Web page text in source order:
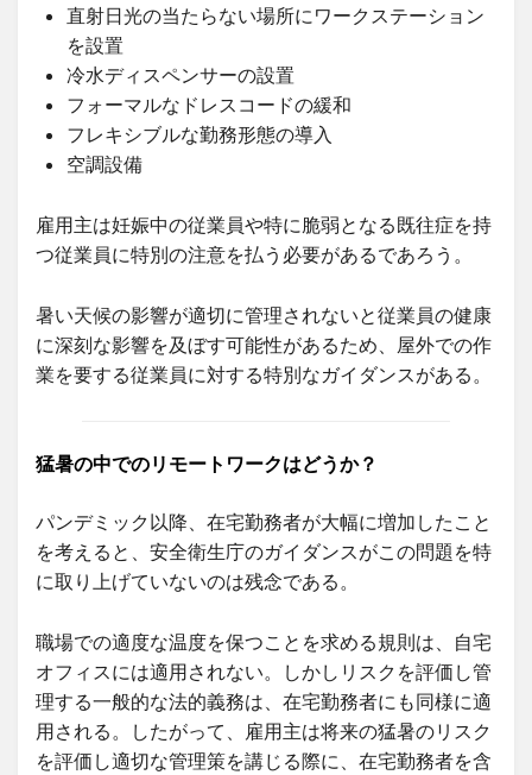
直射日光の当たらない場所にワークステーション
を設置
冷水ディスペンサーの設置
フォーマルなドレスコードの緩和
フレキシブルな勤務形態の導入
空調設備
雇用主は妊娠中の従業員や特に脆弱となる既往症を持
つ従業員に特別の注意を払う必要があるであろう。
暑い天候の影響が適切に管理されないと従業員の健康
に深刻な影響を及ぼす可能性があるため、屋外での作
業を要する従業員に対する特別なガイダンスがある。
猛暑の中でのリモートワークはどうか？
パンデミック以降、在宅勤務者が大幅に増加したこと
を考えると、安全衛生庁のガイダンスがこの問題を特
に取り上げていないのは残念である。
職場での適度な温度を保つことを求める規則は、自宅
オフィスには適用されない。しかしリスクを評価し管
理する一般的な法的義務は、在宅勤務者にも同様に適
用される。したがって、雇用主は将来の猛暑のリスク
を評価し適切な管理策を講じる際に、在宅勤務者を含